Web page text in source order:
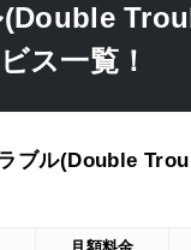
(Double
ス一覧！
ブル(Double